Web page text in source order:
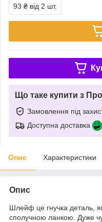
93 ₴ від 2 шт.
Що таке купити з
Замовлення під
Доступна доставка
Опис Характеристики
Опис
Шлейф це гнучка деталь,
сполучною ланкою. Дуже